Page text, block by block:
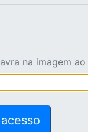
na imagem